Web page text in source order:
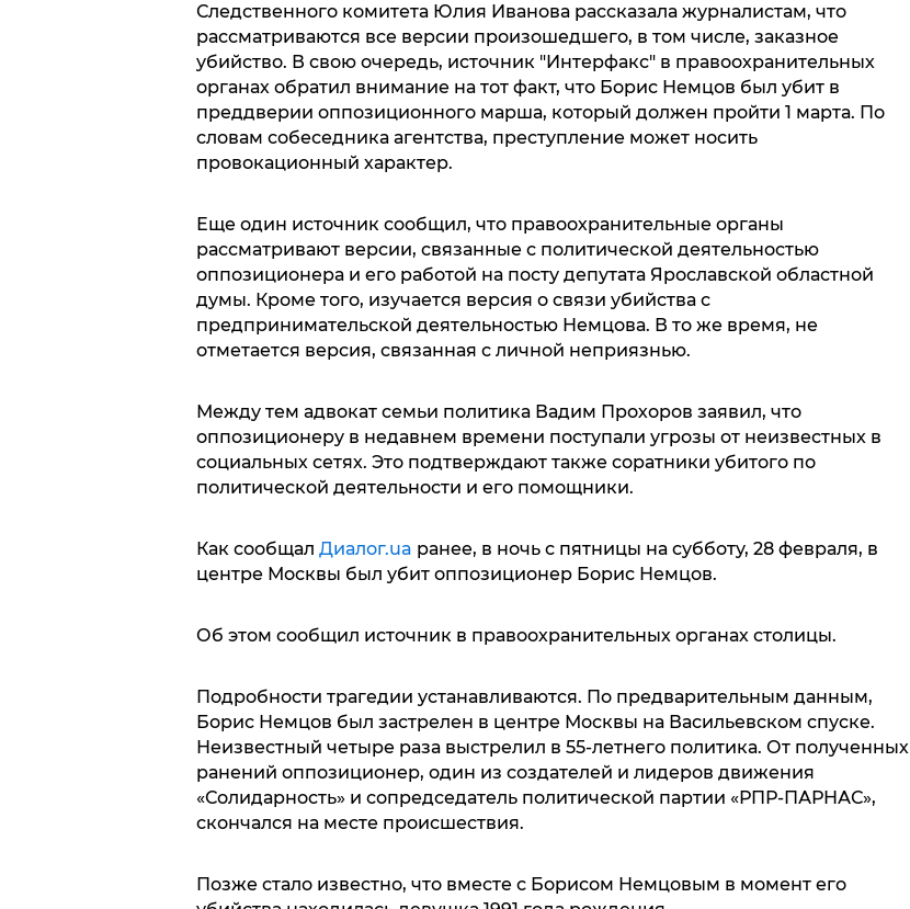
Следственного комитета Юлия Иванова рассказала журналистам, что
рассматриваются все версии произошедшего, в том числе, заказное
убийство. В свою очередь, источник "Интерфакс" в правоохранительных
органах обратил внимание на тот факт, что Борис Немцов был убит в
преддверии оппозиционного марша, который должен пройти 1 марта. По
словам собеседника агентства, преступление может носить
провокационный характер.
Еще один источник сообщил, что правоохранительные органы
рассматривают версии, связанные с политической деятельностью
оппозиционера и его работой на посту депутата Ярославской областной
думы. Кроме того, изучается версия о связи убийства с
предпринимательской деятельностью Немцова. В то же время, не
отметается версия, связанная с личной неприязнью.
Между тем адвокат семьи политика Вадим Прохоров заявил, что
оппозиционеру в недавнем времени поступали угрозы от неизвестных в
социальных сетях. Это подтверждают также соратники убитого по
политической деятельности и его помощники.
Как сообщал Диалог.ua ранее, в ночь с пятницы на субботу, 28 февраля, в
центре Москвы был убит оппозиционер Борис Немцов.
Об этом сообщил источник в правоохранительных органах столицы.
Подробности трагедии устанавливаются. По предварительным данным,
Борис Немцов был застрелен в центре Москвы на Васильевском спуске.
Неизвестный четыре раза выстрелил в 55-летнего политика. От полученных
ранений оппозиционер, один из создателей и лидеров движения
«Солидарность» и сопредседатель политической партии «РПР-ПАРНАС»,
скончался на месте происшествия.
Позже стало известно, что вместе с Борисом Немцовым в момент его